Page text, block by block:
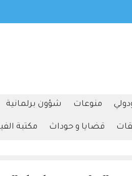
منوعات شؤون برلمانية
قضايا و حوداث مكتبة